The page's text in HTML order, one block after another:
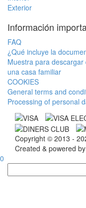
Exterior
Información
FAQ
¿Qué incluye la
Muestra para
una casa familiar
COOKIES
General terms and
Processing of personal
Copyright © 2013 -
Created & powered by
0